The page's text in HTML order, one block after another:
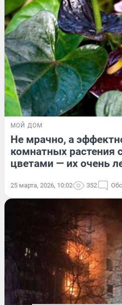
МОЙ ДОМ
Не мрачно, а
комнатных растения
цветами — их очень
25 марта, 2026, 10:02 352